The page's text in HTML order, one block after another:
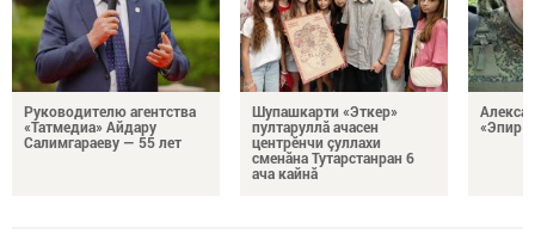
Руководителю агентства
«Татмедиа» Айдару
Салимгараеву — 55 лет
Шупашкарти «Эткер»
пултаруллă ачасен
центрӗнчи çуллахи
сменăна Тутарстанран 6
ача кайнă
«Эпир